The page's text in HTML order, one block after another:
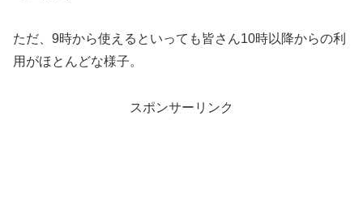
ただ、9時から使えるといっても皆さん10時以降からの利
用がほとんどな様子。
スポンサーリンク